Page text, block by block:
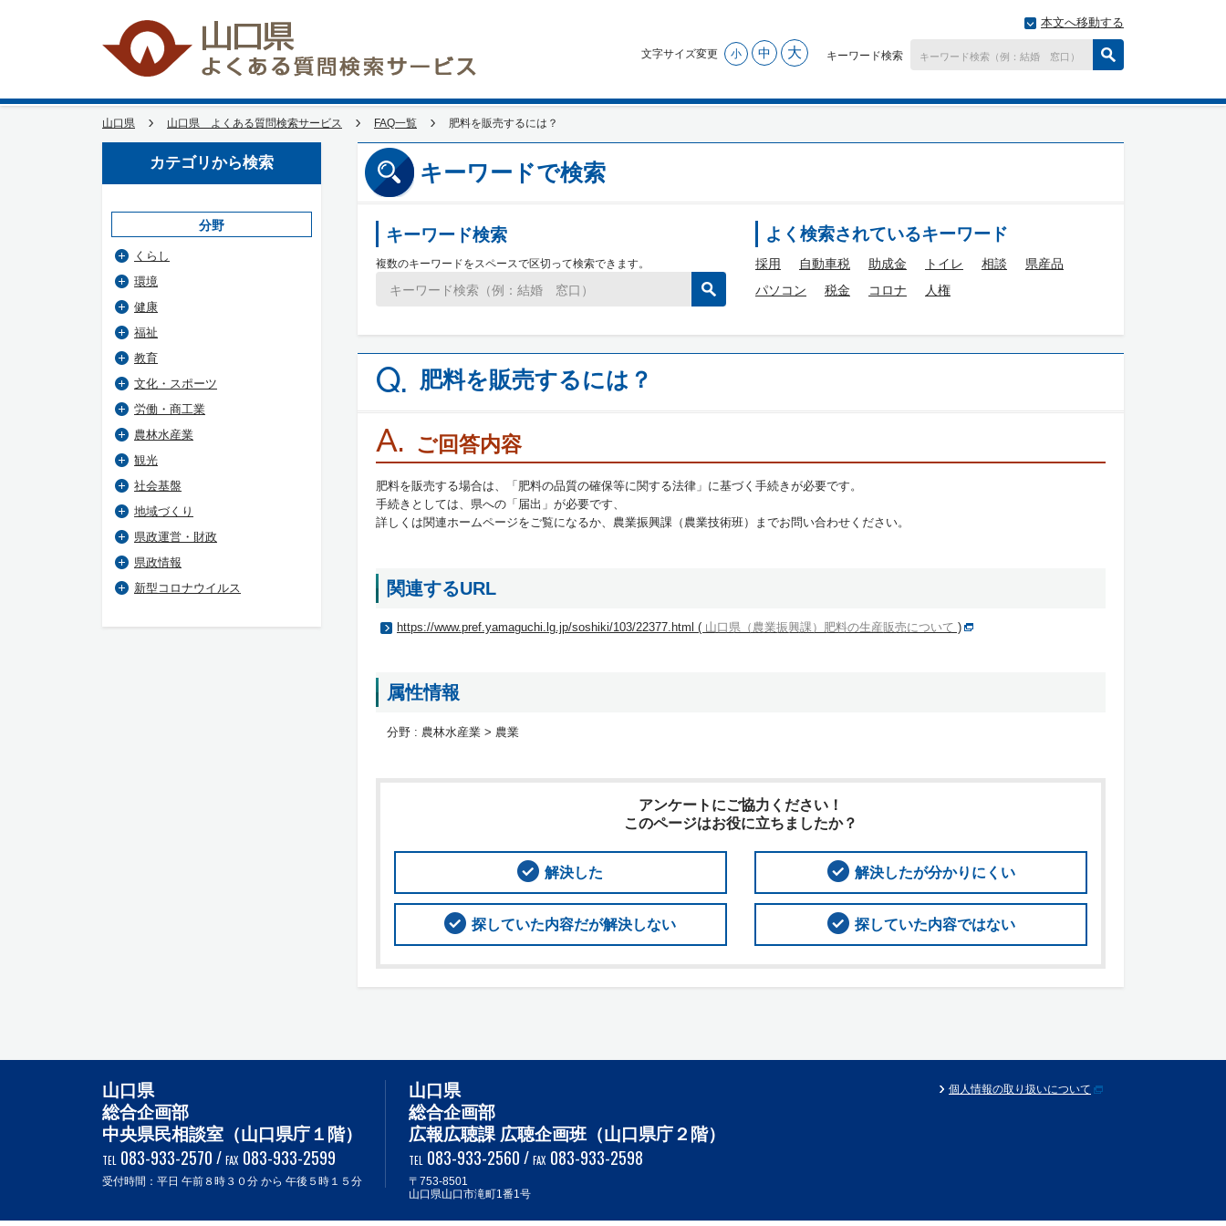
本文へ移動する
文字サイズ変更 小 中 大 キーワード検索
山口県 山口県 よくある質問検索サービス FAQ一覧 肥料を販売するには？
キーワードで検索
キーワード検索
複数のキーワードをスペースで区切って検索できます。
よく検索されているキーワード
採用 自動車税 助成金 トイレ 相談
県産品
パソコン
税金 コロナ 人権
Q. 肥料を販売するには？
A. ご回答内容
肥料を販売する場合は、「肥料の品質の確保等に関する法律」に基づく手続きが必要です。
手続きとしては、県への「届出」が必要です、
詳しくは関連ホームページをご覧になるか、農業振興課（農業技術班）までお問い合わせください。
関連するURL
https://www.pref.yamaguchi.lg.jp/soshiki/103/22377.html ( 山口県（農業振興課）肥料の生産販売について )
属性情報
分野 : 農林水産業 > 農業
アンケートにご協力ください！
このページはお役に立ちましたか？
解決した 解決したが分かりにくい
探していた内容だが解決しない 探していた内容ではない
カテゴリから検索
分野
くらし
環境
健康
福祉
教育
文化・スポーツ
労働・商工業
農林水産業
観光
社会基盤
地域づくり
県政運営・財政
県政情報
新型コロナウイルス
山口県
総合企画部
中央県民相談室（山口県庁１階）
TEL 083-933-2570 / FAX 083-933-2599
受付時間：平日 午前８時３０分 から 午後５時１５分
山口県
総合企画部
広報広聴課 広聴企画班（山口県庁２階）
TEL 083-933-2560 / FAX 083-933-2598
〒753-8501
山口県山口市滝町1番1号
個人情報の取り扱いについて